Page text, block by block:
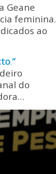
Geane
feminina.
ao
.”
do